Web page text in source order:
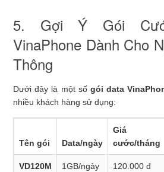
5. Gợi Ý Gói
VinaPhone Dành Cho
Thông
Dưới đây là một số gói data
nhiều khách hàng sử dụng:
Tên gói Data/ngày
Giá
cước/tháng
VD120M 1GB/ngày 120.000 đ